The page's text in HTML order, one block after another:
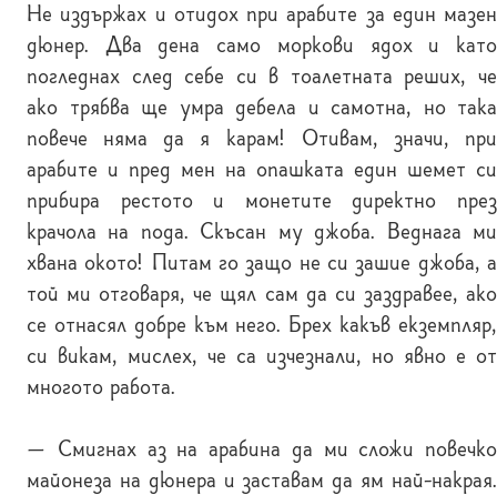
Не издържах и отидох при арабите за един мазен
дюнер. Два дена само моркови ядох и като
погледнах след себе си в тоалетната реших, че
ако трябва ще умра дебела и самотна, но така
повече няма да я карам! Отивам, значи, при
арабите и пред мен на опашката един шемет си
прибира рестото и монетите директно през
крачола на пода. Скъсан му джоба. Веднага ми
хвана окото! Питам го защо не си зашие джоба, а
той ми отговаря, че щял сам да си заздравее, ако
се отнасял добре към него. Брех какъв екземпляр,
си викам, мислех, че са изчезнали, но явно е от
многото работа.
— Смигнах аз на арабина да ми сложи повечко
майонеза на дюнера и заставам да ям най-накрая.